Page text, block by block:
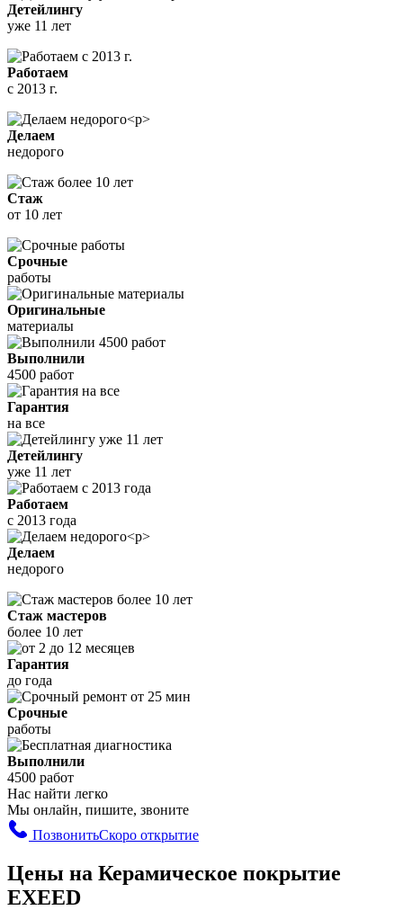
Детейлингу
уже 11 лет
Работаем
с 2013 г.
Делаем
недорого
Стаж
от 10 лет
Срочные
работы
Оригинальные
материалы
Выполнили
4500 работ
Гарантия
на все
Детейлингу
уже 11 лет
Работаем
с 2013 года
Делаем
недорого
Стаж мастеров
более 10 лет
Гарантия
до года
Срочные
работы
Выполнили
4500 работ
Нас найти легко
Мы онлайн, пишите, звоните
ПозвонитьСкоро открытие
Цены на Керамическое покрытие
EXEED